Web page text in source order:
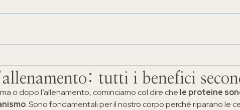
tutti i benefici
o dopo l’allenamento, cominciamo col dire che le proteine
. Sono fondamentali per il nostro corpo perché riparano le
Corso Vittorio Emanuele II,